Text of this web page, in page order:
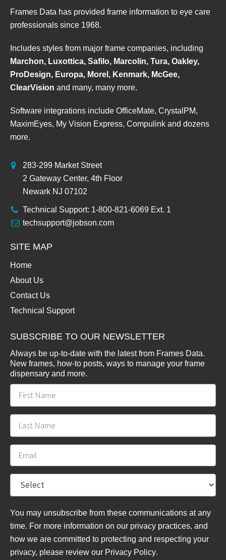
Frames Data has provided frame information to eye care
professionals since 1968.
Includes styles from major frame companies, including
Marchon, Luxottica, Safilo, Marcolin, Tura, Oakley,
ProDesign, Europa, Morel, Kenmark, McGee,
ClearVision and many, many more.
Software integrations include OfficeMate, CrystalPM,
MaximEyes, My Vision Express, Compulink and dozens
more.
283-299 Market Street
2 Gateway Center, 4th Floor
Newark NJ 07102
Technical Support: 1-800-821-6069 Ext. 1
techsupport@jobson.com
SITE MAP
Home
About Us
Contact Us
Technical Support
SUBSCRIBE TO OUR NEWSLETTER
Always be up-to-date with the latest from Frames Data.
New frames, how-to posts, ways to manage your frame
dispensary and more.
You may unsubscribe from these communications at any
time. For more information on our privacy practices, and
how we are committed to protecting and respecting your
privacy, please review our Privacy Policy.